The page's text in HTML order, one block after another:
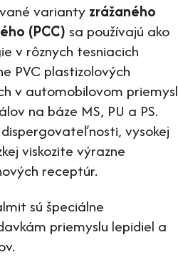
varianty zrážaného
(PCC) sa používajú ako
v rôznych tesniacich
PVC plastizolových
v automobilovom
na báze MS, PU a PS.
vysokej
viskozite výrazne
receptúr.
sú špeciálne
priemyslu lepidiel a